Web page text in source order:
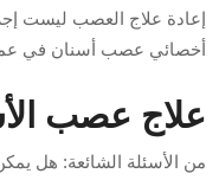
إعادة علاج العصب ليست
أخصائي عصب أسنان في
علاج عصب
من الأسئلة الشائعة: هل